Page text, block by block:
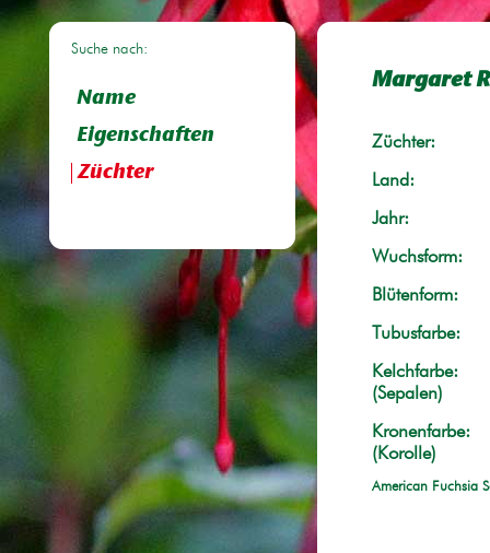
Suche nach:
Name
Eigenschaften
Züchter
Margaret
Züchter:
Land:
Jahr:
Wuchsform:
Blütenform:
Tubusfarbe:
Kelchfarbe:
(Sepalen)
Kronenfarbe:
(Korolle)
American Fuchsia